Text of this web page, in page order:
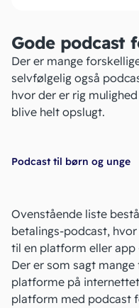
Gode podcast
Der er mange
selvfølgelig også
hvor der er rig
blive helt opslugt.
Podcast til børn og unge
Ovenstående liste
betalings-podcast,
til en platform eller
Der er som sagt
platforme på
platform med podcast